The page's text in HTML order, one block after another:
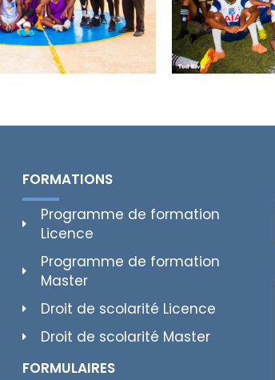
FORMATIONS
Programme de formation
Licence
Programme de formation
Master
Droit de scolarité Licence
Droit de scolarité Master
FORMULAIRES